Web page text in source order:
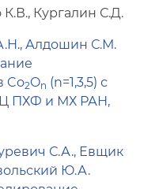
Кургалин С.Д.
Алдошин С.М.
Co2On (n=1,3,5) с
ПХФ и МХ РАН,
С.А., Евщик
Ю.А.